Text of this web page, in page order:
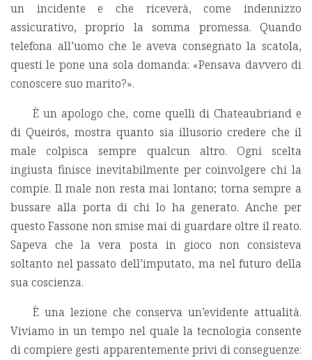
un incidente e che riceverà, come indennizzo
assicurativo, proprio la somma promessa. Quando
telefona all’uomo che le aveva consegnato la scatola,
questi le pone una sola domanda: «Pensava davvero di
conoscere suo marito?».
È un apologo che, come quelli di Chateaubriand e
di Queirós, mostra quanto sia illusorio credere che il
male colpisca sempre qualcun altro. Ogni scelta
ingiusta finisce inevitabilmente per coinvolgere chi la
compie. Il male non resta mai lontano; torna sempre a
bussare alla porta di chi lo ha generato. Anche per
questo Fassone non smise mai di guardare oltre il reato.
Sapeva che la vera posta in gioco non consisteva
soltanto nel passato dell’imputato, ma nel futuro della
sua coscienza.
È una lezione che conserva un’evidente attualità.
Viviamo in un tempo nel quale la tecnologia consente
di compiere gesti apparentemente privi di conseguenze: